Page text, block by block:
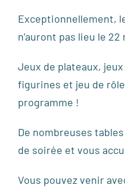
Exceptionnellement,
n’auront pas lieu le
Jeux de plateaux, jeux
figurines et jeu de
programme !
De nombreuses
de soirée et vous
Vous pouvez venir